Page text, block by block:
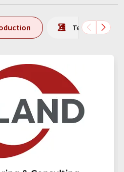
Technologie